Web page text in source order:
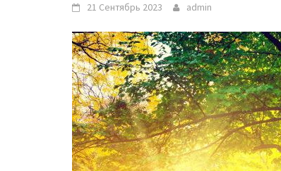
21 Сентябрь 2023 admin